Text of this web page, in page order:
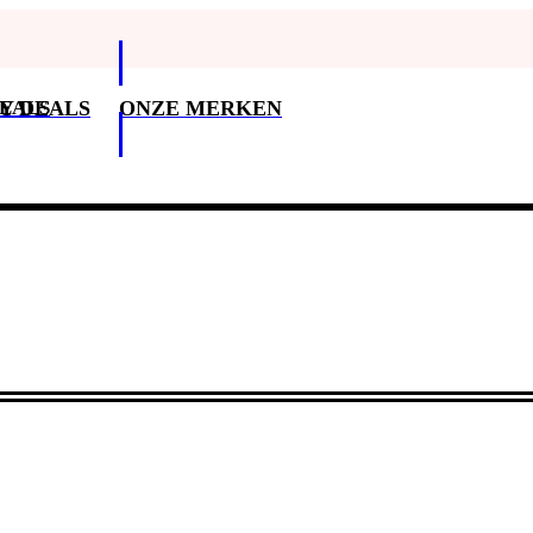
Klantenservice
DEALS
ONZE MERKEN